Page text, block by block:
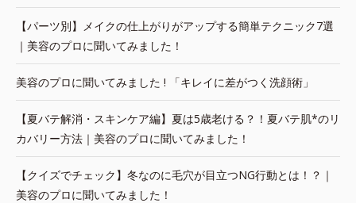
【パーツ別】メイクの仕上がりがアップする簡単テクニック7選
｜美容のプロに聞いてみました！
美容のプロに聞いてみました ! 「キレイに差がつく洗顔術」
【夏バテ解消・スキンケア編】夏は5歳老ける？！夏バテ肌*のリ
カバリー方法｜美容のプロに聞いてみました！
【クイズでチェック】冬なのに毛穴が目立つNG行動とは！？｜
美容のプロに聞いてみました！